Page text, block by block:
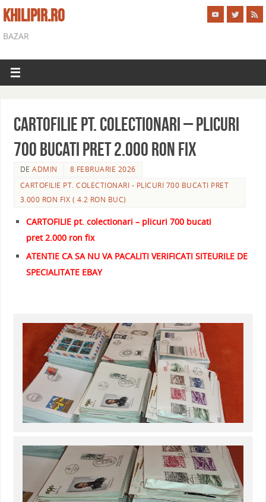
KHILIPIR.RO
BAZAR
CARTOFILIE pt. colectionari – plicuri
700 bucati pret 2.000 ron fix
DEADMIN
8 FEBRUARIE 2026
CARTOFILIE PT. COLECTIONARI - PLICURI 700 BUCATI PRET
3.000 RON FIX ( 4.2 RON BUC)
CARTOFILIE pt. colectionari – plicuri 700 bucati
pret 2.000 ron fix
ATENTIE CA SA NU VA PACALITI VERIFICATI SITEURILE DE
SPECIALITATE EBAY